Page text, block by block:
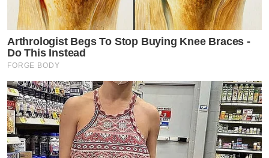
Arthrologist Begs To Stop Buying Knee Braces -
Do This Instead
FORGE BODY